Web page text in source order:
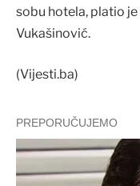
sobu hotela, platio je
Vukašinović.
(Vijesti.ba)